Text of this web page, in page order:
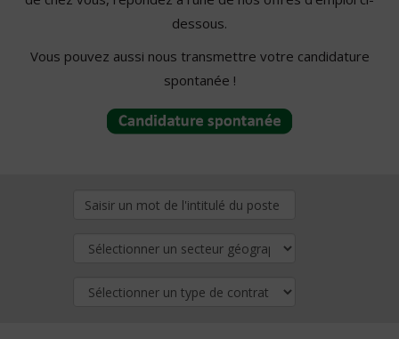
dessous.
Vous pouvez aussi nous transmettre votre candidature
spontanée !